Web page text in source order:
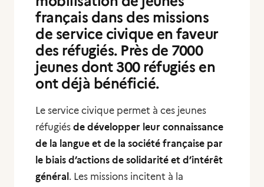
français dans des missions
de service civique en faveur
des réfugiés. Près de 7000
jeunes dont 300 réfugiés en
ont déjà bénéficié.
Le service civique permet à ces jeunes
réfugiés de développer leur connaissance
de la langue et de la société française par
le biais d’actions de solidarité et d’intérêt
général . Les missions incitent à la